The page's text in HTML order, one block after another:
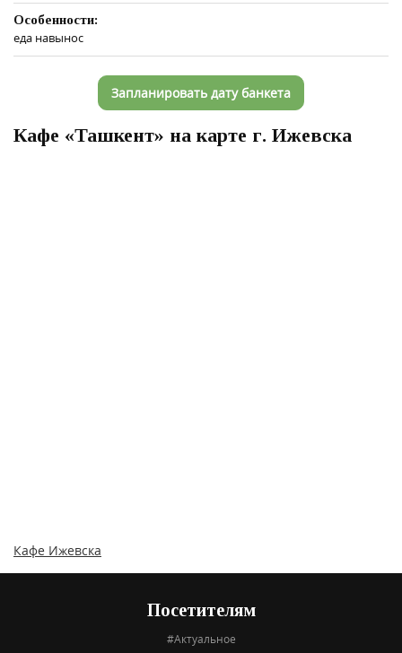
Особенности:
еда навынос
Запланировать дату банкета
Кафе «Ташкент» на карте г. Ижевска
Кафе Ижевска
Посетителям
#Актуальное